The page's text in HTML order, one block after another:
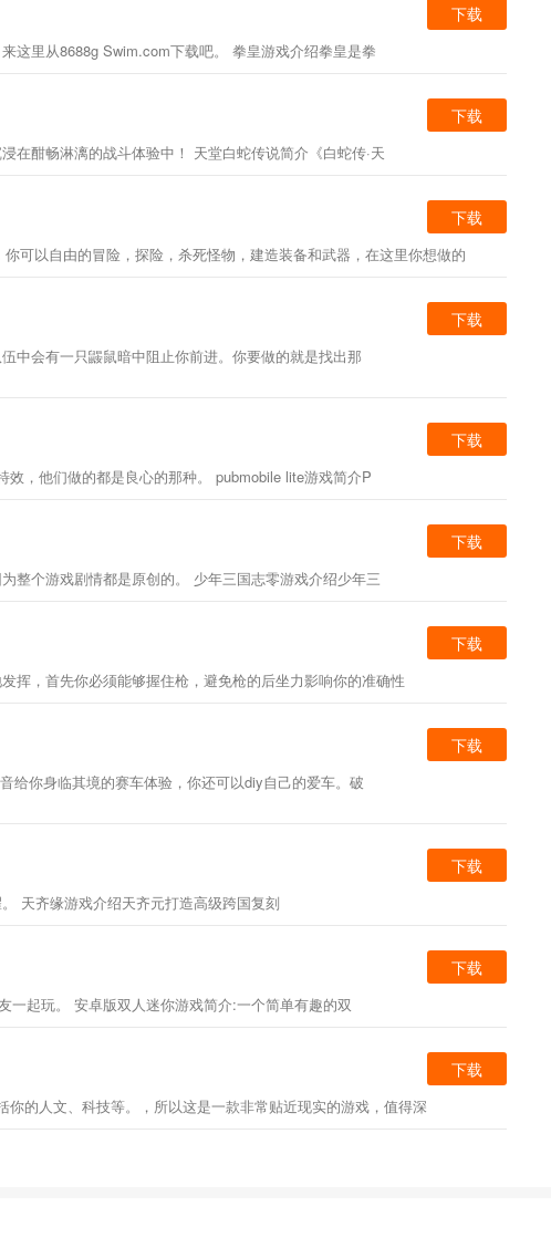
这里从8688g Swim.com下载吧。 拳皇游戏介绍拳皇是拳
下载
在酣畅淋漓的战斗体验中！ 天堂白蛇传说简介《白蛇传·天
下载
可以自由的冒险，探险，杀死怪物，建造装备和武器，在这里你想做的
下载
中会有一只鼹鼠暗中阻止你前进。你要做的就是找出那
下载
，他们做的都是良心的那种。 pubmobile lite游戏简介P
下载
整个游戏剧情都是原创的。 少年三国志零游戏介绍少年三
下载
挥，首先你必须能够握住枪，避免枪的后坐力影响你的准确性
下载
给你身临其境的赛车体验，你还可以diy自己的爱车。破
下载
天齐缘游戏介绍天齐元打造高级跨国复刻
下载
一起玩。 安卓版双人迷你游戏简介:一个简单有趣的双
下载
的人文、科技等。，所以这是一款非常贴近现实的游戏，值得深
下载